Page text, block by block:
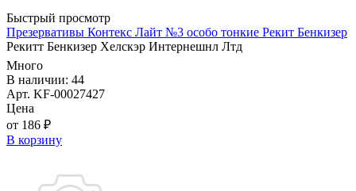
Быстрый просмотр
Презервативы Контекс Лайт №3 особо тонкие Рекит Бенкизер
Рекитт Бенкизер Хелскэр Интернешнл Лтд
Много
В наличии: 44
Арт. KF-00027427
Цена
от 186 ₽
В корзину